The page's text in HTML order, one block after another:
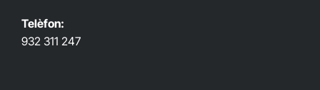
Telèfon:
932 311 247